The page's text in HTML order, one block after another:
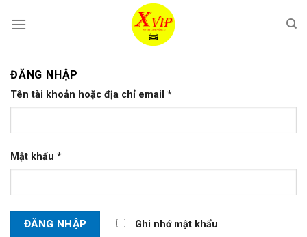
ĐĂNG NHẬP
Tên tài khoản hoặc địa chỉ email *
Mật khẩu *
ĐĂNG NHẬP Ghi nhớ mật khẩu